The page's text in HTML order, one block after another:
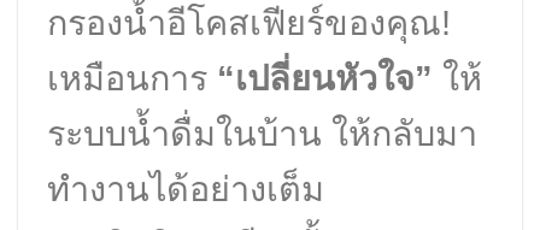
กรองน้ำอีโคสเฟียร์ของคุณ!
เหมือนการ “เปลี่ยนหัวใจ” ให้
ระบบน้ำดื่มในบ้าน ให้กลับมา
ทำงานได้อย่างเต็ม